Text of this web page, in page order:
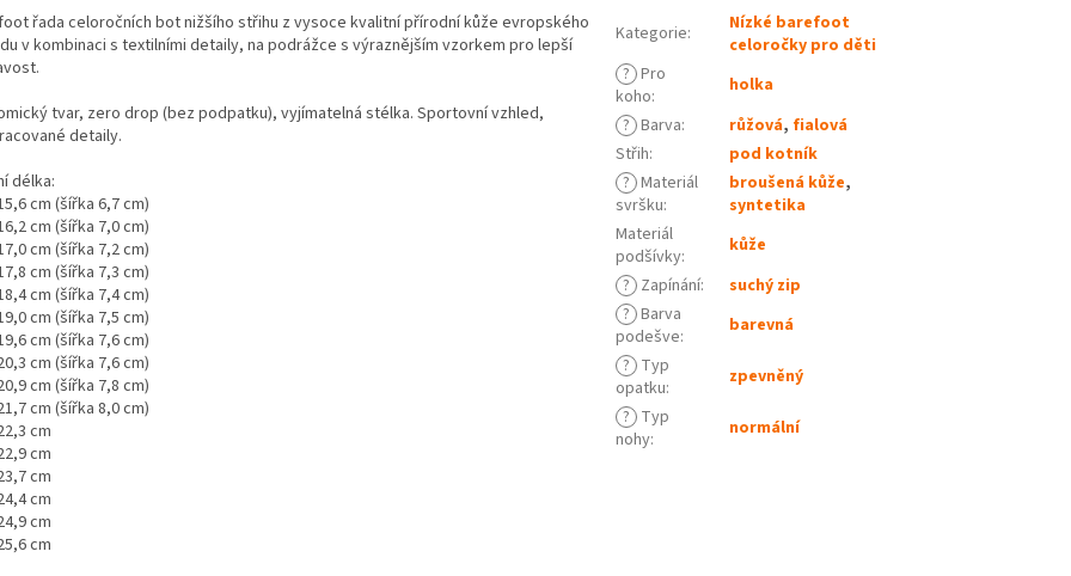
řada celoročních bot nižšího střihu z vysoce kvalitní přírodní kůže evropského
v kombinaci s textilními detaily,na podrážce s výraznějším vzorkem pro lepší
tvar, zero drop (bez podpatku), vyjímatelná stélka. Sportovní vzhled,
detaily.
délka:
cm (šířka 6,7 cm)
cm (šířka 7,0 cm)
cm (šířka 7,2 cm)
cm (šířka 7,3 cm)
cm (šířka 7,4 cm)
cm (šířka 7,5 cm)
cm (šířka 7,6 cm)
cm (šířka 7,6 cm)
cm (šířka 7,8 cm)
cm (šířka 8,0 cm)
cm
cm
cm
cm
cm
cm
Kategorie:
Nízké barefoot
celoročky pro děti
? Pro
koho:
holka
? Barva: růžová, fialová
Střih:
pod kotník
? Materiál
svršku:
broušená kůže,
syntetika
Materiál
podšívky:
kůže
? Zapínání:
suchý zip
? Barva
podešve:
barevná
? Typ
opatku:
zpevněný
? Typ
nohy: normální